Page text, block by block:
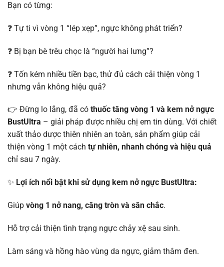
Bạn có từng:
❓ Tự ti vì vòng 1 “lép xẹp”, ngực không phát triển?
❓ Bị bạn bè trêu chọc là “người hai lưng”?
❓ Tốn kém nhiều tiền bạc, thử đủ cách cải thiện vòng 1
nhưng vẫn không hiệu quả?
👉 Đừng lo lắng, đã có thuốc tăng vòng 1 và kem nở ngực
BustUltra – giải pháp được nhiều chị em tin dùng. Với chiết
xuất thảo dược thiên nhiên an toàn, sản phẩm giúp cải
thiện vòng 1 một cách tự nhiên, nhanh chóng và hiệu quả
chỉ sau 7 ngày.
✨ Lợi ích nổi bật khi sử dụng kem nở ngực BustUltra:
Giúp vòng 1 nở nang, căng tròn và săn chắc.
Hỗ trợ cải thiện tình trạng ngực chảy xệ sau sinh.
Làm sáng và hồng hào vùng da ngực, giảm thâm đen.